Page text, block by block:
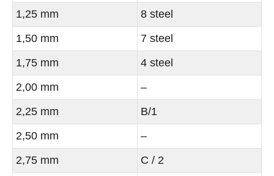
1,25 mm
8 steel
1,50 mm
7 steel
1,75 mm
4 steel
2,00 mm
–
2,25 mm
B/1
2,50 mm
–
2,75 mm
C / 2